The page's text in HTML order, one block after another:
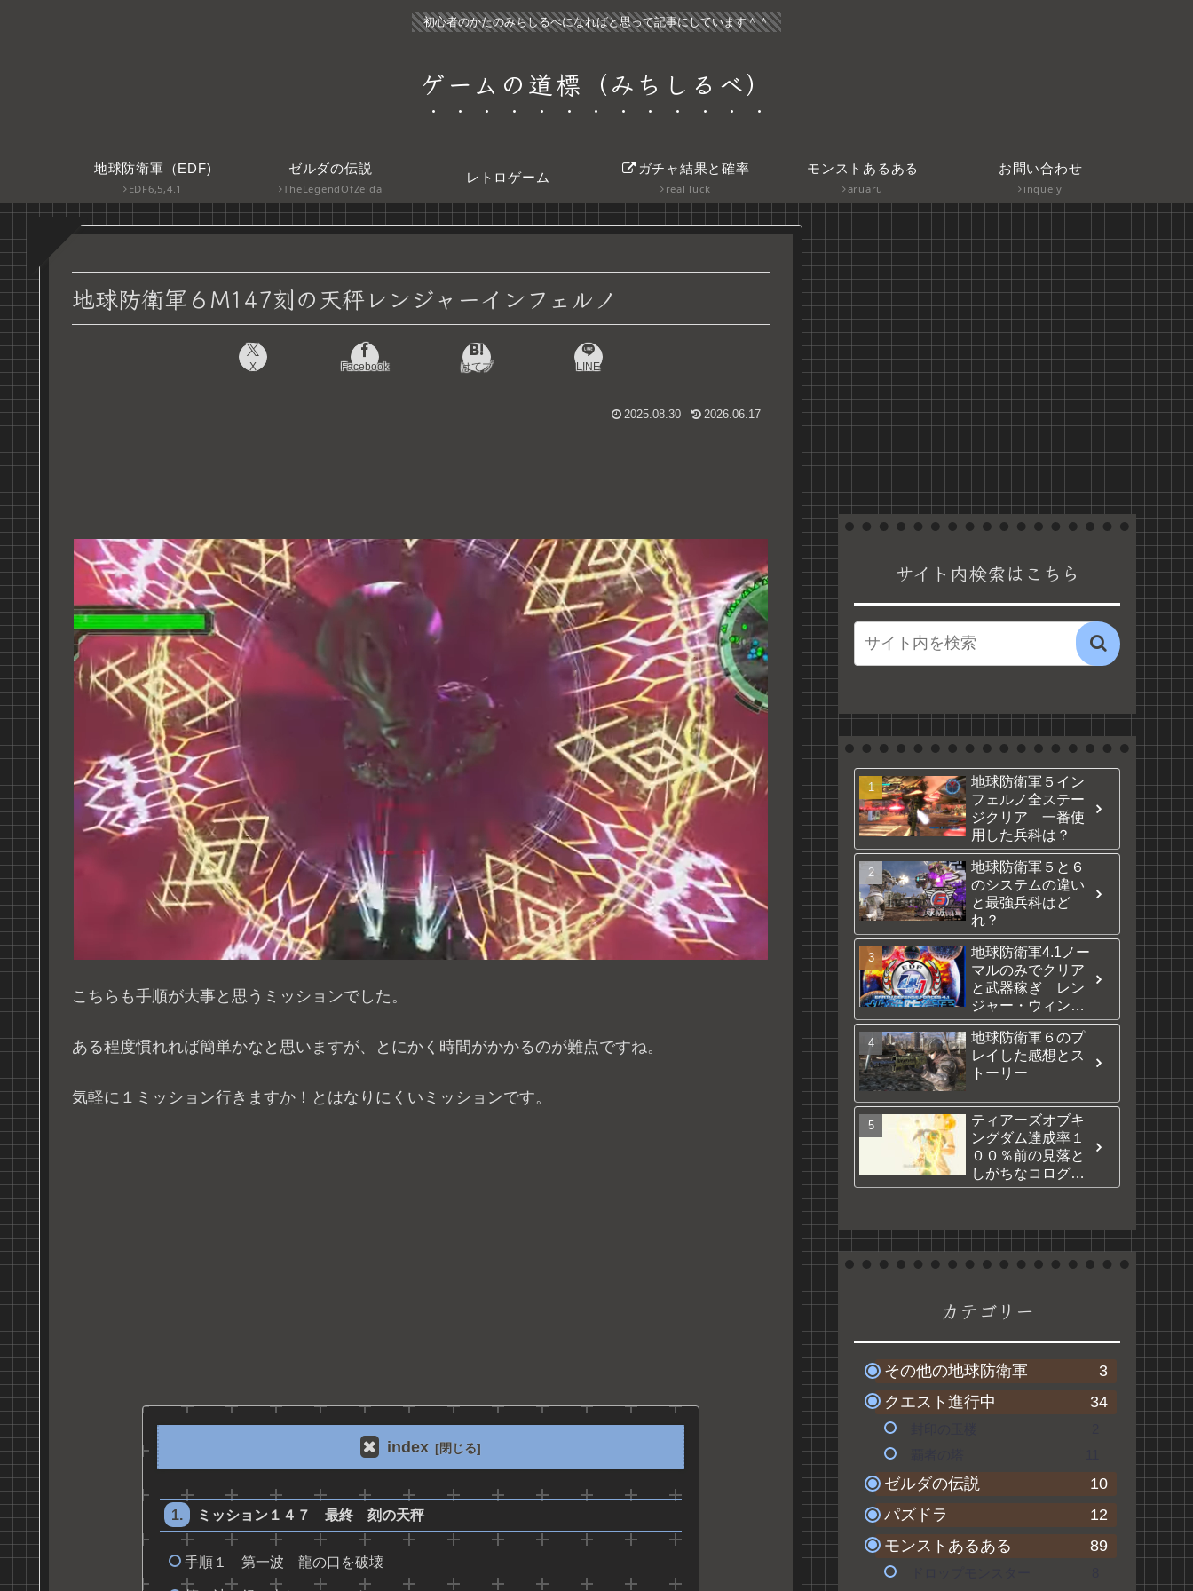
初心者のかたのみちしるべになればと思って記事にしています＾＾
ゲームの道標（みちしるべ）
地球防衛軍（EDF)
EDF6,5,4.1
ゼルダの伝説
TheLegendOfZelda
レトロゲーム
ガチャ結果と確率
real luck
モンストあるある
aruaru
お問い合わせ
inquely
地球防衛軍６M147刻の天秤レンジャーインフェルノ
X Facebook はてブ LINE
2025.08.30 2026.06.17
こちらも手順が大事と思うミッションでした。
ある程度慣れれば簡単かなと思いますが、とにかく時間がかかるのが難点ですね。
気軽に１ミッション行きますか！とはなりにくいミッションです。
index
ミッション１４７ 最終 刻の天秤
手順１ 第一波 龍の口を破壊
サイト内検索はこちら
地球防衛軍５イン
フェルノ全ステー
ジクリア 一番使
用した兵科は？
地球防衛軍５と６
のシステムの違い
と最強兵科はど
れ？
地球防衛軍4.1ノー
マルのみでクリア
と武器稼ぎ レン
ジャー・ウィング
ダイバー
地球防衛軍６のプ
レイした感想とス
トーリー
ティアーズオブキ
ングダム達成率１
００％前の見落と
しがちなコログな
どの場所を厳選紹
カテゴリー
その他の地球防衛軍
3
クエスト進行中
34
ゼルダの伝説
10
パズドラ
12
モンストあるある
89